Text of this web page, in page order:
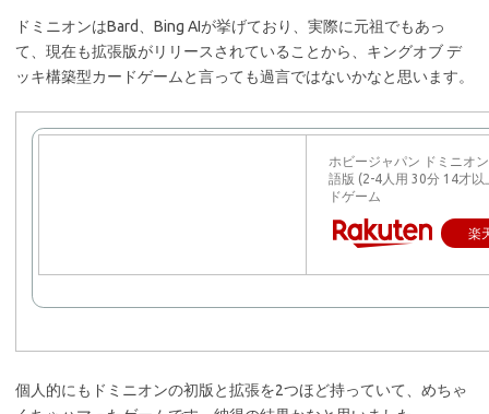
ドミニオンはBard、Bing AIが挙げており、実際に元祖でもあっ
て、現在も拡張版がリリースされていることから、キングオブ デ
ッキ構築型カードゲームと言っても過言ではないかなと思います。
ホビージャパン ドミニオ
語版 (2-4人用 30分 14才以
ドゲーム
楽
個人的にもドミニオンの初版と拡張を2つほど持っていて、めちゃ